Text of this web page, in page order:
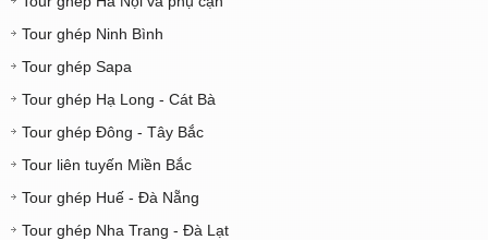
Tour ghép Ninh Bình
Tour ghép Sapa
Tour ghép Hạ Long - Cát Bà
Tour ghép Đông - Tây Bắc
Tour liên tuyến Miền Bắc
Tour ghép Huế - Đà Nẵng
Tour ghép Nha Trang - Đà Lạt